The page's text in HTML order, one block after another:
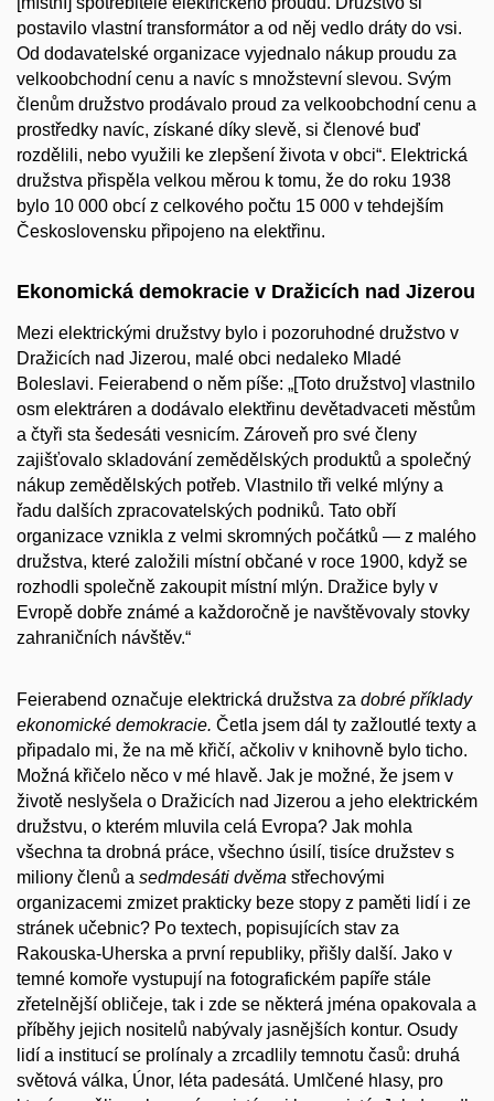
postavilo vlastní transformátor a od něj vedlo dráty do vsi.
Od dodavatelské organizace vyjednalo nákup proudu za
velkoobchodní cenu a navíc s množstevní slevou. Svým
členům družstvo prodávalo proud za velkoobchodní cenu a
prostředky navíc, získané díky slevě, si členové buď
rozdělili, nebo využili ke zlepšení života v obci“. Elektrická
družstva přispěla velkou měrou k tomu, že do roku 1938
bylo 10 000 obcí z celkového počtu 15 000 v tehdejším
Československu připojeno na elektřinu.
Ekonomická demokracie v Dražicích nad Jizerou
Mezi elektrickými družstvy bylo i pozoruhodné družstvo v
Dražicích nad Jizerou, malé obci nedaleko Mladé
Boleslavi. Feierabend o něm píše: „[Toto družstvo] vlastnilo
osm elektráren a dodávalo elektřinu devětadvaceti městům
a čtyři sta šedesáti vesnicím. Zároveň pro své členy
zajišťovalo skladování zemědělských produktů a společný
nákup zemědělských potřeb. Vlastnilo tři velké mlýny a
řadu dalších zpracovatelských podniků. Tato obří
organizace vznikla z velmi skromných počátků — z malého
družstva, které založili místní občané v roce 1900, když se
rozhodli společně zakoupit místní mlýn. Dražice byly v
Evropě dobře známé a každoročně je navštěvovaly stovky
zahraničních návštěv.“
Feierabend označuje elektrická družstva za dobré příklady
ekonomické demokracie. Četla jsem dál ty zažloutlé texty a
připadalo mi, že na mě křičí, ačkoliv v knihovně bylo ticho.
Možná křičelo něco v mé hlavě. Jak je možné, že jsem v
životě neslyšela o Dražicích nad Jizerou a jeho elektrickém
družstvu, o kterém mluvila celá Evropa? Jak mohla
všechna ta drobná práce, všechno úsilí, tisíce družstev s
miliony členů a sedmdesáti dvěma střechovými
organizacemi zmizet prakticky beze stopy z paměti lidí i ze
stránek učebnic? Po textech, popisujících stav za
Rakouska-Uherska a první republiky, přišly další. Jako v
temné komoře vystupují na fotografickém papíře stále
zřetelnější obličeje, tak i zde se některá jména opakovala a
příběhy jejich nositelů nabývaly jasnějších kontur. Osudy
lidí a institucí se prolínaly a zrcadlily temnotu časů: druhá
světová válka, Únor, léta padesátá. Umlčené hlasy, pro